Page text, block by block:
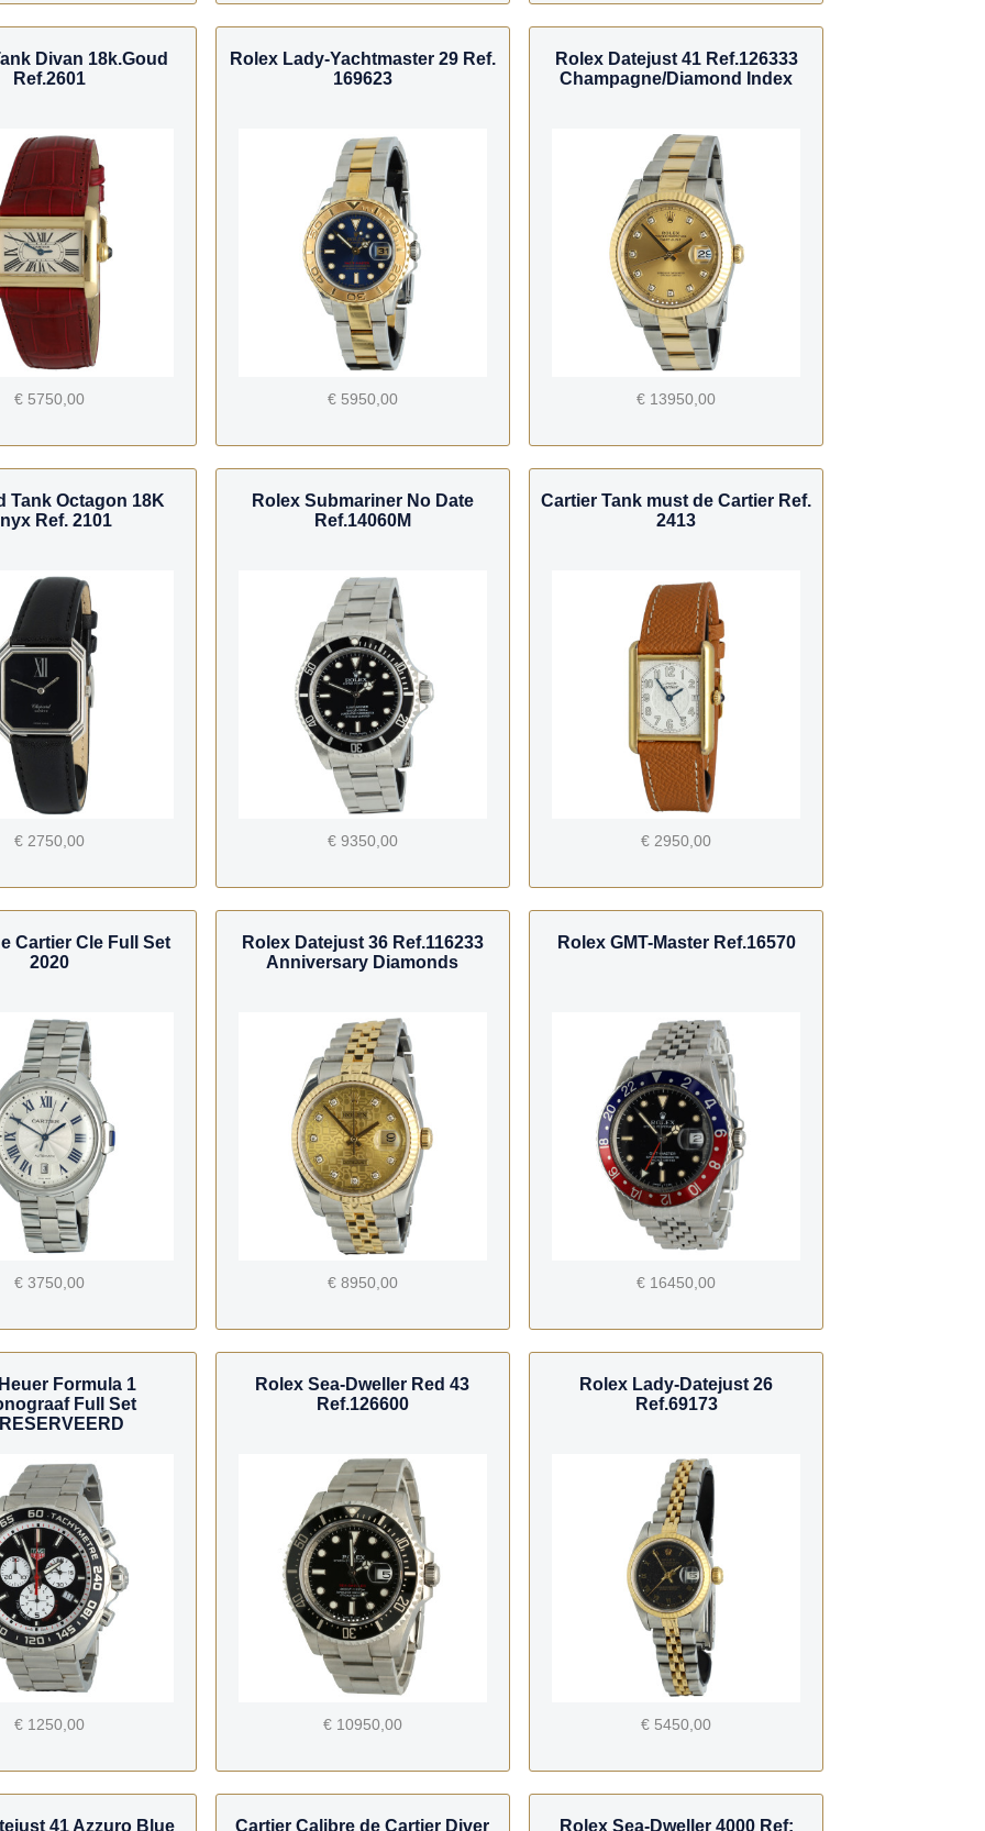
Divan 18k.Goud
Ref.2601
€ 5750,00
Rolex Lady-Yachtmaster 29 Ref.
169623
€ 5950,00
Rolex Datejust 41 Ref.126333
Champagne/Diamond Index
€ 13950,00
Tank Octagon 18K
Ref. 2101
€ 2750,00
Rolex Submariner No Date
Ref.14060M
€ 9350,00
Cartier Tank must de Cartier Ref.
2413
€ 2950,00
Cartier Cle Full Set
2020
€ 3750,00
Rolex Datejust 36 Ref.116233
Anniversary Diamonds
€ 8950,00
Rolex GMT-Master Ref.16570
€ 16450,00
Formula 1
Full Set
€ 1250,00
Rolex Sea-Dweller Red 43
Ref.126600
€ 10950,00
Rolex Lady-Datejust 26
Ref.69173
€ 5450,00
41 Azzuro Blue Cartier Calibre de Cartier Diver Rolex Sea-Dweller 4000 Ref: